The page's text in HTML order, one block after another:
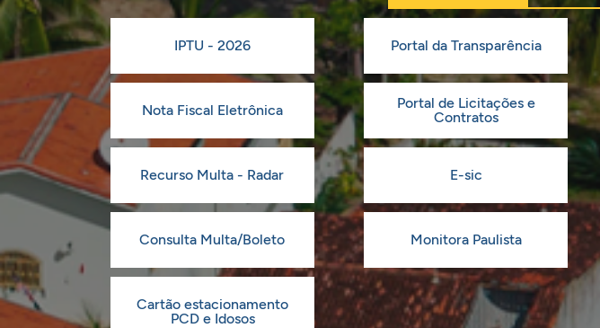
IPTU - 2026 Portal da Transparência
Nota Fiscal Eletrônica
Portal de Licitações e
Contratos
Recurso Multa - Radar E-sic
Consulta Multa/Boleto Monitora Paulista
Cartão estacionamento
PCD e Idosos